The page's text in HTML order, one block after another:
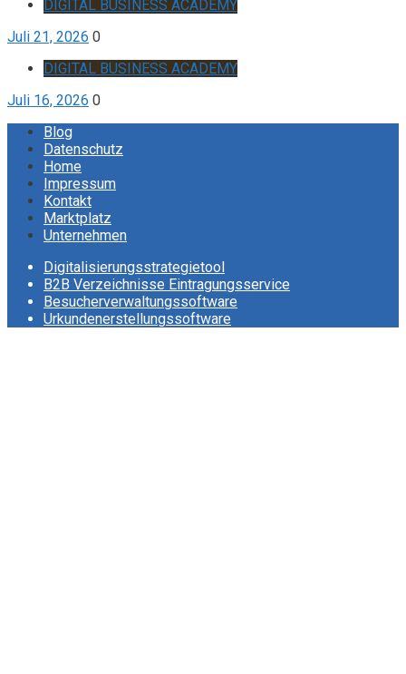
DIGITAL BUSINESS ACADEMY
Juli 21, 2026 0
DIGITAL BUSINESS ACADEMY
Juli 16, 2026 0
Blog
Datenschutz
Home
Impressum
Kontakt
Marktplatz
Unternehmen
Digitalisierungsstrategietool
B2B Verzeichnisse Eintragungsservice
Besucherverwaltungssoftware
Urkundenerstellungssoftware